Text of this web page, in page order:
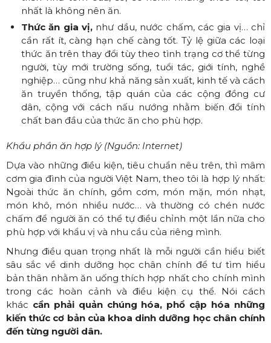
nhất là không nên ăn.
Thức ăn gia vị, như dầu, nước chấm, các gia vị… chỉ
cần rất ít, càng hạn chế càng tốt. Tỷ lệ giữa các loại
thức ăn trên thay đổi tùy theo tình trạng cơ thể từng
người, tùy mới trường sống, tuổi tác, giới tính, nghề
nghiệp… cũng như khả năng sản xuất, kinh tế và cách
ăn truyền thống, tập quán của các cộng đồng cư
dân, cộng với cách nấu nướng nhằm biến đổi tính
chất ban đầu của thức ăn cho phù hợp.
Khẩu phần ăn hợp lý (Nguồn: Internet)
Dựa vào những điều kiện, tiêu chuẩn nêu trên, thì mâm
cơm gia đình của người Việt Nam, theo tôi là hợp lý nhất:
Ngoài thức ăn chính, gồm cơm, món mặn, món nhạt,
món khô, món nhiều nước… và thường có chén nước
chấm để người ăn có thể tự điều chỉnh một lần nữa cho
phù hợp với khẩu vị và nhu cầu của riêng mình.
Nhưng điều quan trọng nhất là mỗi người cần hiểu biết
sâu sắc về dinh dưỡng học chân chính để tư tìm hiểu
bản thân nhằm ăn uống thích hợp nhất cho chính mình
trong các hoàn cảnh và điều kiện cụ thể. Nói cách
khác cần phải quản chúng hóa, phổ cập hóa những
kiến thức cơ bản của khoa dinh dưỡng học chân chính
đến từng người dân.